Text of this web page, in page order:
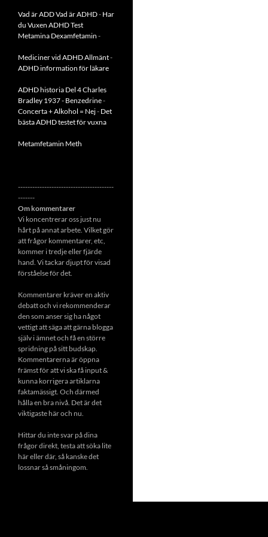
Vad är ADDVad är ADHD- Har
du Vuxen ADHD Test
Metamina Dexamfetamin -
Mediciner vid ADHD Allmänt-
ADHD information för läkare
ADHD historia Del 4 Charles
Bradley 1937 - Benzedrine-
Concerta + Alkohol = Nej- Det
bästa ADHD testet för vuxna
Metamfetamin Meth
----------------------------------------
-------
Om kommentarer
Vi koncentrerar oss just nu
hårt på annat arbete. Vilket gör
att frågor kommentarer, etc,
kommer i tredje eller fjärde
hand. Vi tackar djupt för visad
förståelse för det.
Kommentarer kräver en aktiv
debatt och vi rekommenderar
den som anser sig ha något
vettigt att säga att gärna blogga
själv i ämnet och få en större
spridning på sitt budskap.
Kommentarerna är öppna
främst för att vi ska få input &
kunna korrigera artiklarna
faktamässigt. Och därmed
hålla en bra nivå. Det är det
viktigaste här och nu.
Hittar du inte svar på dina
frågor direkt, testa att söka lite
här eller där, så kanske det
lossnar så småningom.